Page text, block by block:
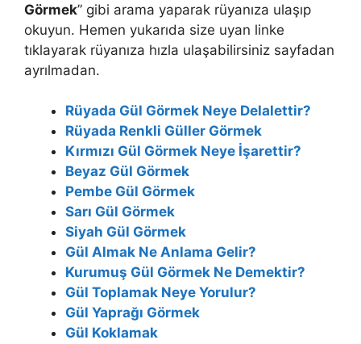
Görmek” gibi arama yaparak rüyanıza ulaşıp
okuyun. Hemen yukarıda size uyan linke
tıklayarak rüyanıza hızla ulaşabilirsiniz sayfadan
ayrılmadan.
Rüyada Gül Görmek Neye Delalettir?
Rüyada Renkli Güller Görmek
Kırmızı Gül Görmek Neye İşarettir?
Beyaz Gül Görmek
Pembe Gül Görmek
Sarı Gül Görmek
Siyah Gül Görmek
Gül Almak Ne Anlama Gelir?
Kurumuş Gül Görmek Ne Demektir?
Gül Toplamak Neye Yorulur?
Gül Yaprağı Görmek
Gül Koklamak